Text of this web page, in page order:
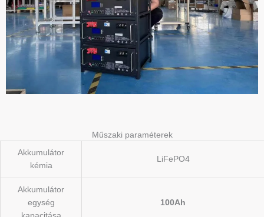
Műszaki paraméterek
Akkumulátor
kémia
LiFePO4
Akkumulátor
egység
100Ah